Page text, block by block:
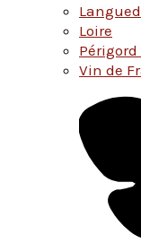
Loire
Périgord
Vin de